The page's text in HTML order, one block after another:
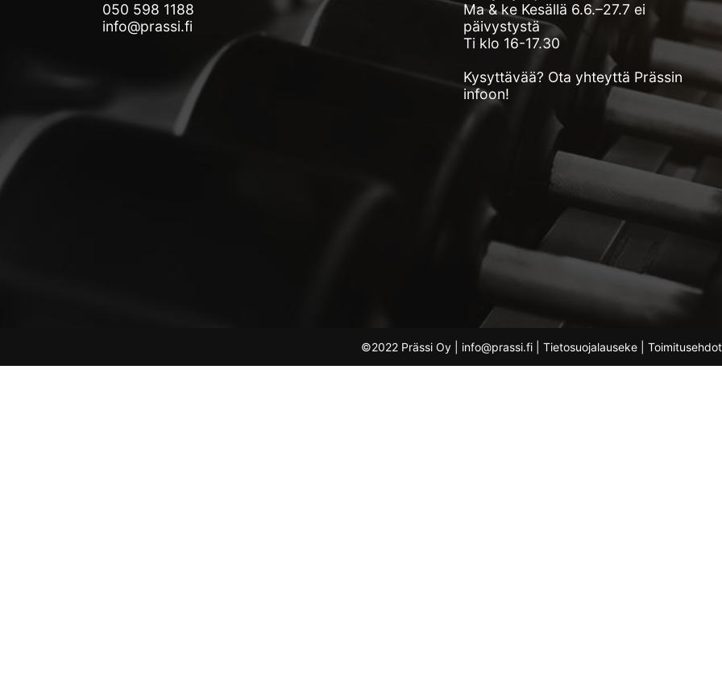
050 598 1188
info@prassi.fi
Ma & ke Kesällä 6.6.–27.7 ei
päivystystä
Ti klo 16-17.30
Kysyttävää? Ota yhteyttä Prässin
infoon!
©2022 Prässi Oy | info@prassi.fi | Tietosuojalauseke Toimitusehdot